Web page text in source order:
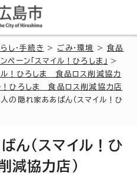
し・手続き > ごみ・環境 >食品
ペーン「スマイル！ひろしま」
>
ル！ひろしま 食品ロス削減協力
！ひろしま 食品ロス削減協力店
の隠れ家ああばん（スマイル！ひ
ん（スマイル！ひ
減協力店）